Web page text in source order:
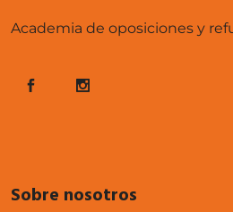
Academia de oposiciones y
Sobre nosotros